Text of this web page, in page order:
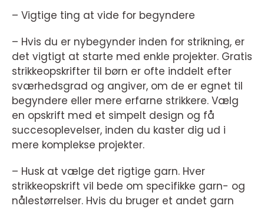
– Vigtige ting at vide for begyndere
– Hvis du er nybegynder inden for strikning, er
det vigtigt at starte med enkle projekter. Gratis
strikkeopskrifter til børn er ofte inddelt efter
sværhedsgrad og angiver, om de er egnet til
begyndere eller mere erfarne strikkere. Vælg
en opskrift med et simpelt design og få
succesoplevelser, inden du kaster dig ud i
mere komplekse projekter.
– Husk at vælge det rigtige garn. Hver
strikkeopskrift vil bede om specifikke garn- og
nålestørrelser. Hvis du bruger et andet garn